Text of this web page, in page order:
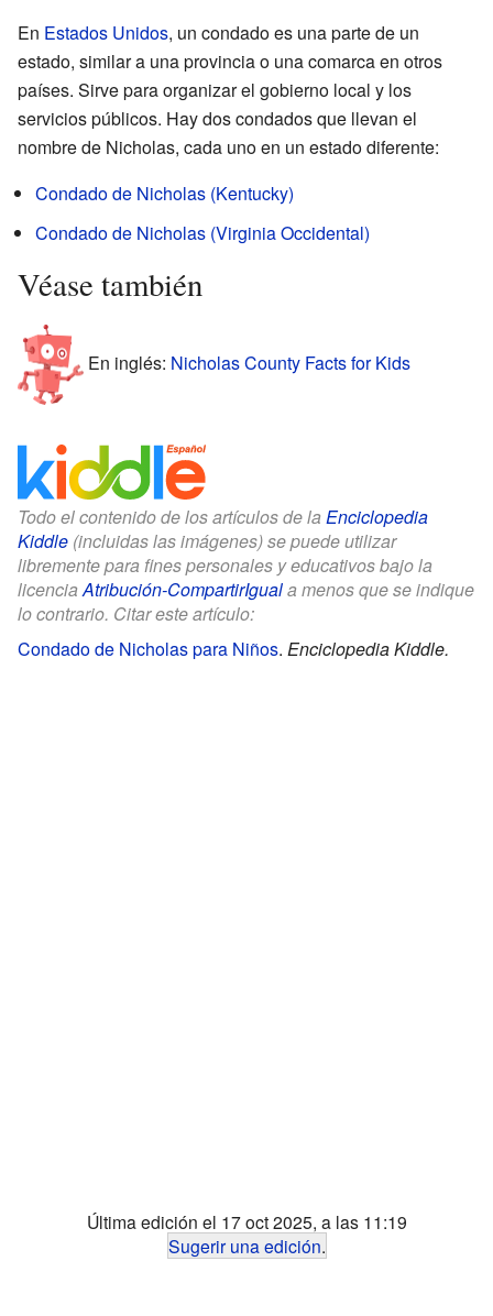
En Estados Unidos, un condado es una parte de un
estado, similar a una provincia o una comarca en otros
países. Sirve para organizar el gobierno local y los
servicios públicos. Hay dos condados que llevan el
nombre de Nicholas, cada uno en un estado diferente:
Condado de Nicholas (Kentucky)
Condado de Nicholas (Virginia Occidental)
Véase también
En inglés: Nicholas County Facts for Kids
Todo el contenido de los artículos de la Enciclopedia
Kiddle (incluidas las imágenes) se puede utilizar
libremente para fines personales y educativos bajo la
licenciaAtribución-CompartirIguala menos que se indique
lo contrario. Citar este artículo:
Condado de Nicholas para Niños. Enciclopedia Kiddle.
Última edición el 17 oct 2025, a las 11:19
Sugerir una edición.